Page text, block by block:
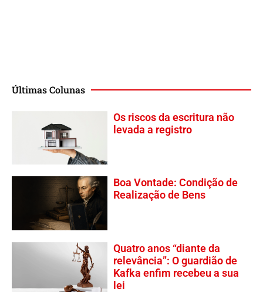
Últimas Colunas
Os riscos da escritura não
levada a registro
Boa Vontade: Condição de
Realização de Bens
Quatro anos “diante da
relevância”: O guardião de
Kafka enfim recebeu a sua
lei